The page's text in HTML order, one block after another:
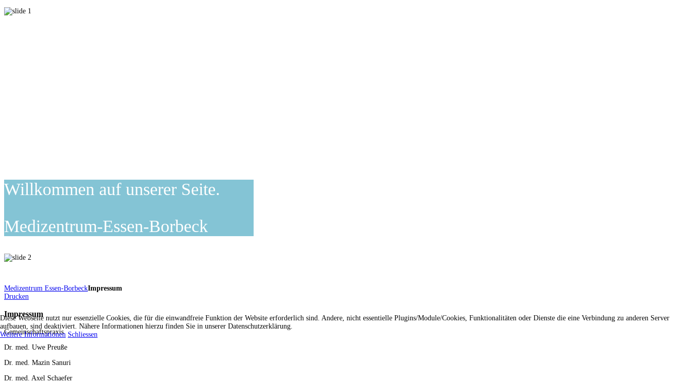
Willkommen auf unserer Seite.
Medizentrum-Essen-Borbeck
Medizentrum Essen-BorbeckImpressum
Drucken
Impressum
Gemeinschaftspraxis
Dr. med. Uwe Preuße
Dr. med. Mazin Sanuri
Dr. med. Axel Schaefer
Diese Webseite nutzt nur essenzielle Cookies, die für die einwandfreie Funktion der Website erforderlich sind. Andere, nicht essentielle Plugins/Module/Cookies, Funktionalitäten oder Dienste die eine Verbindung zu anderen Server
aufbauen, sind deaktiviert. Nähere Informationen hierzu finden Sie in unserer Datenschutzerklärung.
Weitere Informationen Schliessen